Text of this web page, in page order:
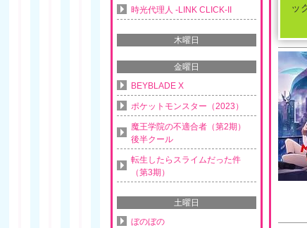
ッ
時光代理人 -LINK CLICK-II
木曜日
金曜日
BEYBLADE X
ポケットモンスター（2023）
魔王学院の不適合者（第2期）
後半クール
転生したらスライムだった件
（第3期）
土曜日
ぼのぼの